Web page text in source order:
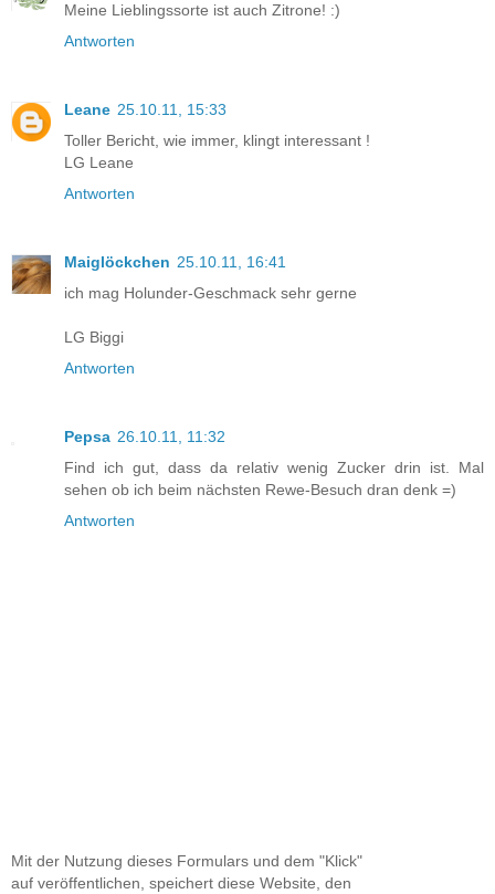
Meine Lieblingssorte ist auch Zitrone! :)
Antworten
Leane 25.10.11, 15:33
Toller Bericht, wie immer, klingt interessant !
LG Leane
Antworten
Maiglöckchen 25.10.11, 16:41
ich mag Holunder-Geschmack sehr gerne
LG Biggi
Antworten
Pepsa 26.10.11, 11:32
Find ich gut, dass da relativ wenig Zucker drin ist. Mal
sehen ob ich beim nächsten Rewe-Besuch dran denk =)
Antworten
Mit der Nutzung dieses Formulars und dem "Klick"
auf veröffentlichen, speichert diese Website, den